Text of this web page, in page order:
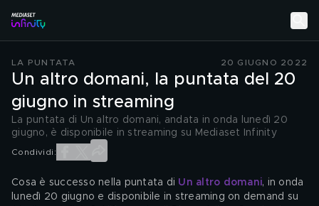
LA PUNTATA 20 GIUGNO 2022
Un altro domani, la puntata del 20
giugno in streaming
La puntata di Un altro domani, andata in onda lunedì 20
giugno, è disponibile in streaming su Mediaset Infinity
Condividi:
Cosa è successo nella puntata di Un altro domani, in onda
lunedì 20 giugno e disponibile in streaming on demand su